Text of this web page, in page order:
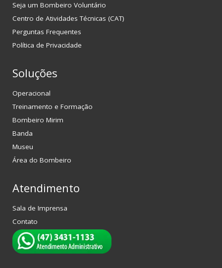
Seja um Bombeiro Voluntário
Centro de Atividades Técnicas (CAT)
Perguntas Frequentes
Política de Privacidade
Soluções
Operacional
Treinamento e Formação
Bombeiro Mirim
Banda
Museu
Área do Bombeiro
Atendimento
Sala de Imprensa
Contato